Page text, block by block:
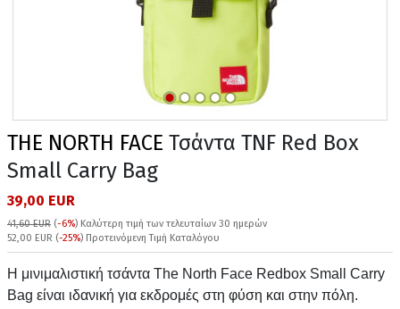
THE NORTH FACE Τσάντα TNF Red Box
Small Carry Bag
39,00 EUR
41,60 EUR (-6%) Καλύτερη τιμή των τελευταίων 30 ημερών
52,00 EUR (-25%) Προτεινόμενη Τιμή Καταλόγου
Η μινιμαλιστική τσάντα The North Face Redbox Small Carry
Bag είναι ιδανική για εκδρομές στη φύση και στην πόλη.